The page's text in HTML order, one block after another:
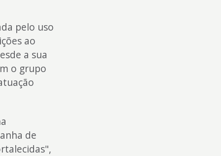
pelo uso
ao
a sua
o grupo
de